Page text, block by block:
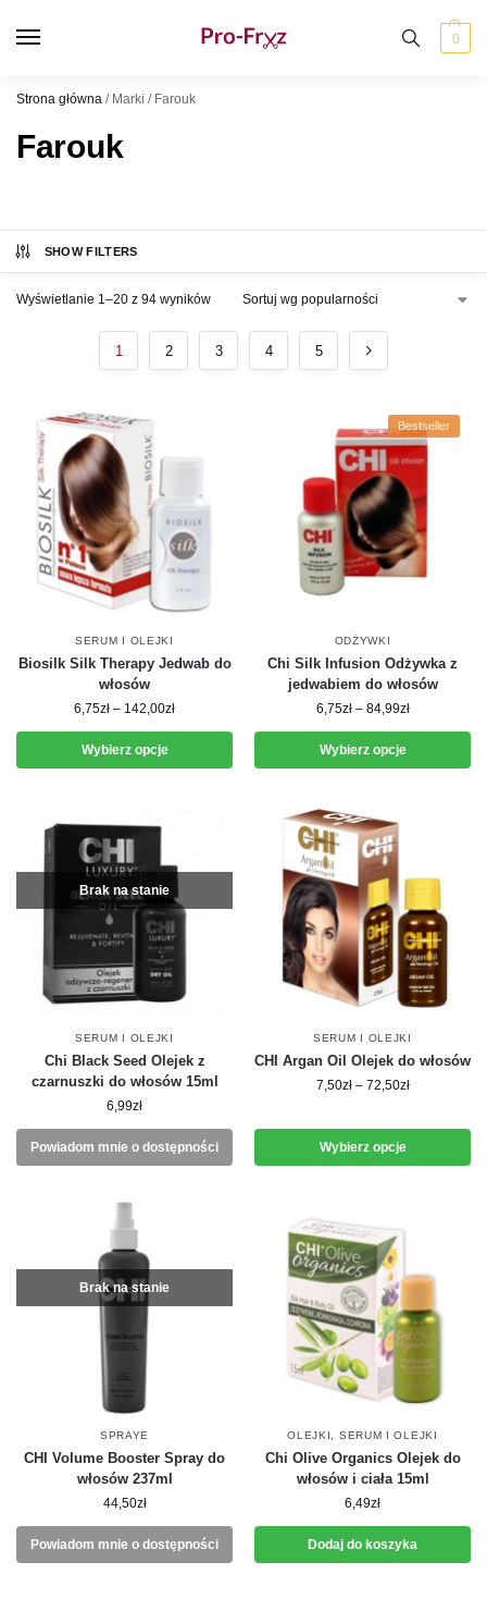
0
Strona główna / Marki / Farouk
Farouk
SHOW FILTERS
Wyświetlanie 1–20 z 94 wyników
1 2 3 4 5
SERUM I OLEJKI
Biosilk Silk Therapy Jedwab do
włosów
6,75zł – 142,00zł
Wybierz opcje
Bestseller
ODŻYWKI
Chi Silk Infusion Odżywka z
jedwabiem do włosów
6,75zł – 84,99zł
Wybierz opcje
Brak na stanie
SERUM I OLEJKI
Chi Black Seed Olejek z
czarnuszki do włosów 15ml
6,99zł
Powiadom mnie o dostępności
SERUM I OLEJKI
CHI Argan Oil Olejek do włosów
7,50zł – 72,50zł
Wybierz opcje
Brak na stanie
SPRAYE
CHI Volume Booster Spray do
włosów 237ml
44,50zł
Powiadom mnie o dostępności
OLEJKI SERUM I OLEJKI
Chi Olive Organics Olejek do
włosów i ciała 15ml
6,49zł
Dodaj do koszyka